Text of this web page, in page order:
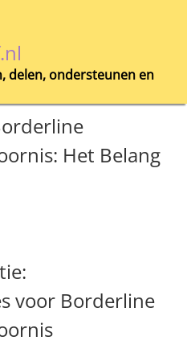
delen, ondersteunen en
Het Belang
voor Borderline